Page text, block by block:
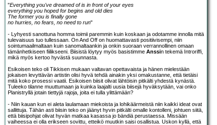
"Everything you've dreamed of is in front of your eyes
everything you hoped for begins and old dies
The former you is finally gone
no hurries, no fears, no need to run"
- Lyhyesti sanottuna homma toimii paremmin kuin koskaan ja odotamme innolla mitä
tulevaisuus tuo tullessaan. On And Off on huomattavasti positiivisempi, niin
sointumaailmaltaan kuin sanomaltaankin ja onkin suoraan verrannollinen omaan
tämänhetkiseen fiilikseeni. Biisistä löytyy myös basistimme Anssin tekemä Introriffi,
mikä myös kertoo hyvästä suunnasta.
Esikoisen teko oli Tikkisen mukaan valtavan opettavaista ja hänen mielestään
jokaisen levyttävän artistin olisi hyvä tehdä ainakin yksi omakustanne, että tietäisi
mitä koko prosessi vaatii. Esikoisen biisit olivat lähtöisin pitkälti yhdestä kynästä.
Tuleeko tilanne muuttumaan ja kuinka laajalti uusia biisejä hyväksytään, vai onko
Planistryllä jotain tiettyjä rajoja, joita ei tulla ylittämään?
- Niin kauan kun ei aleta laulamaan miekoista ja lohikäärmeistä niin kaikki ideat ovat
sallittuja. Tähän asti biisin teko on jäänyt hyvin pitkälti omalle kontolleni, johtuen siitä,
että biisipohjat olivat hyvän matkaa kasassa jo bändiä perustaessa. Missään
vaiheessa ei olla erikseen sovittu, etteikö muutkin saisi osallistua. Uskon kyllä, että